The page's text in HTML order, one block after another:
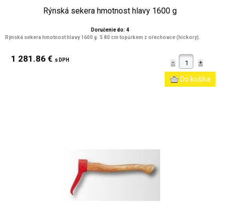
Rýnská sekera hmotnost hlavy 1600 g
Doručenie do: 4
Rýnská sekera hmotnost hlavy 1600 g. S 80 cm topůrkem z ořechovce (hickory).
1 281.86 € s DPH